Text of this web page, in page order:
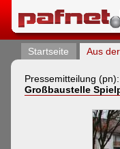
Startseite Aus
Pressemitteilung (pn):
Großbaustelle